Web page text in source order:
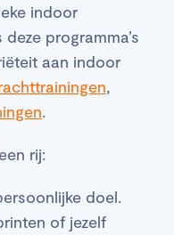
indoor
programma’s
aan indoor
,
.
rij:
doel.
of jezelf